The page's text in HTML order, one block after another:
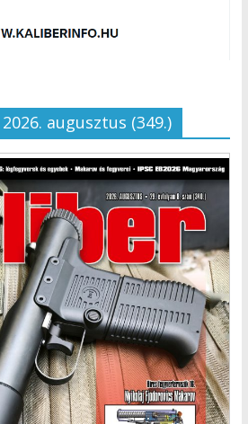
augusztus (349.)